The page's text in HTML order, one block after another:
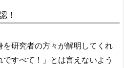
！
を研究者の方々が解明してくれ
すべて！」とは言えないよう